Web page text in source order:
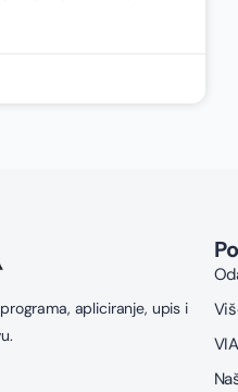
apliciranje, upis i